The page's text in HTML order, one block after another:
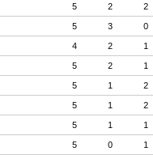
5 2 2
5 3 0
4 2 1
5 2 1
5 1 2
5 1 2
5 1 1
5 0 1